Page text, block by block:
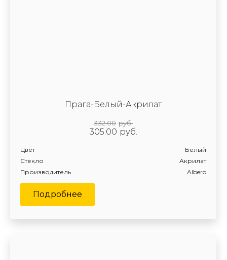
Прага-Белый-Акрилат
руб.
332.00
руб.
305.00
Цвет Белый
Производитель Albero
Стекло Акрилат
Подробнее